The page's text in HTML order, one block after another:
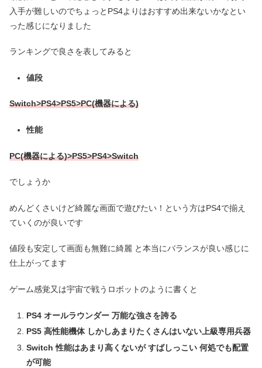
入手が難しいのでちょっとPS4よりはおすすめ出来ないかなとい
った感じになりました
ランキングで良さを表してみると
値段
Switch>PS4>PS5>PC(機器による)
性能
PC(機器による)>PS5>PS4>Switch
でしょうか
めんどくさいけど綺麗な画面で遊びたい！という方はPS4で揃え
ていくのが良いです
値段も安定して画面も無難に綺麗 と本当にバランスが良い感じに
仕上がってます
ゲーム感覚又は宇宙で戦うロボットのように書くと
PS4 オールラウンダー 万能な強さを誇る
PS5 高性能機体 しかしあまりたくさんはいない上級専用兵器
Switch 性能はあまり高くないが すばしっこい 何処でも配置
が可能